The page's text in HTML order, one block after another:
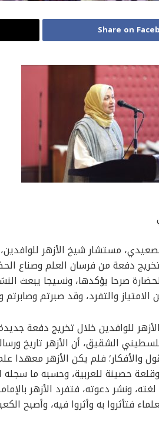
Share on
مستشار شيخ الأزهر
دفعة من فرسان العلم وصناع
صرحا يؤكدها، ونسيجا يبعث
والتفرد، وقد صبرتم
للوافدين خلال تخريج دفعة
الشقيق، أن الأزهر تاريخ
والأفكار؛ فلم يكن الأزهر
حصينة للعربية، وحسبه ما سجله
ونشر دعوته، فتفرد الأزهر
فتأثروا به وأثروا فيه،